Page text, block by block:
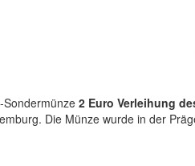
2 Euro Verleihung
Die Münze wurde in der